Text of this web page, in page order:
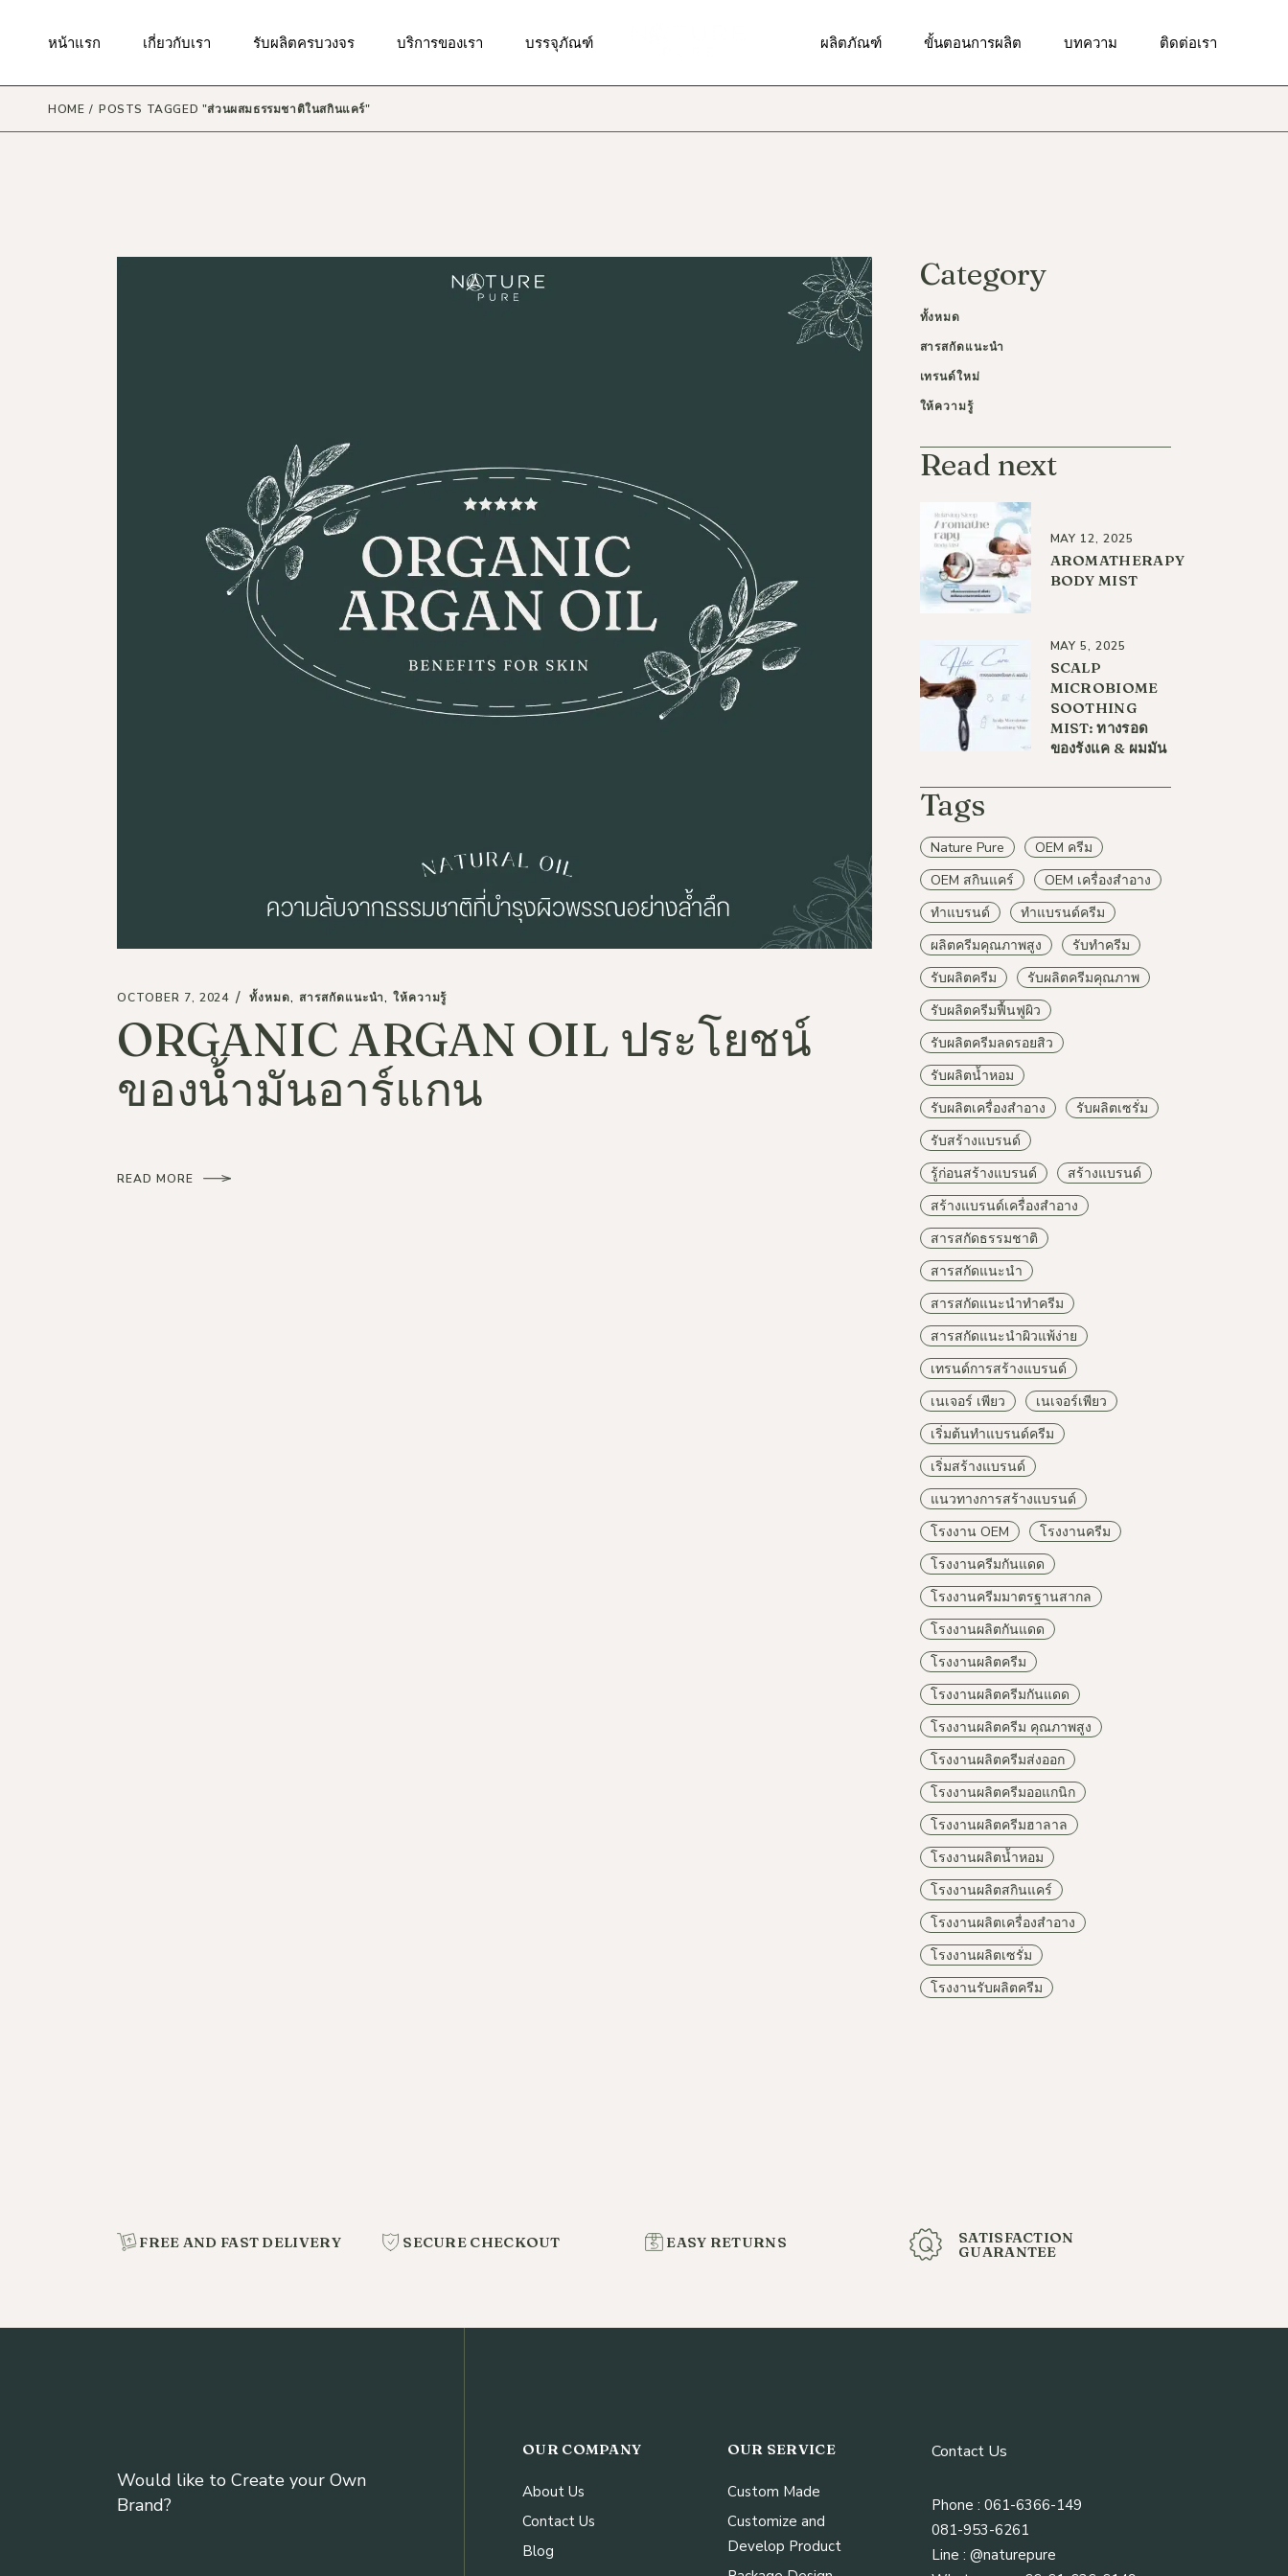
contentหน้าแรก เกี่ยวกับเรา รับผลิตครบวงจร
ผลิตภัณฑ์ดูแลจุดซ่อนเร้น
ผลิตภัณฑ์ดูแลผิวสำหรับผู้ชาย
บริการของเรา บรรจุภัณฑ์ ผลิตภัณฑ์
ผลิตภัณฑ์เพื่อการดูแลผิวรอบ
ดวงตา
ผลิตภัณฑ์ป้องกันแสงแดด
ผลิตภัณฑ์บำรุงผิวกาย
ขั้นตอนการผลิต บทความ ติดต่อเรา
มาตรฐานของเรา กันแดด
ริมฝีปาก
บริการวิจัยและพัฒนาสูตร
สินค้า, โลโก้
รับผลิตบรรจุภัณฑ์แบบพิเศษ ผลิตภัณฑ์ทำความสะอาดผิวหน้า
ผลิตภัณฑ์เพื่อผิวชุ่มชื้น
ผลิตภัณฑ์ผลัดเซลล์ผิว
ผลิตภัณฑ์บำรุงผิวกาย
HOME POSTS TAGGED "ส่วนผสมธรรมชาติในสกินแคร์"
OCTOBER 7, 2024 ทั้งหมด สารสกัดแนะนำ ให้ความรู้
ORGANIC ARGAN OIL ประโยชน์
ของน้ำมันอาร์แกน
READ MORE
Category
ทั้งหมด
สารสกัดแนะนำ
เทรนด์ใหม่
ให้ความรู้
Read next
MAY 12, 2025
AROMATHERAPY
BODY MIST
MAY 5, 2025
SCALP
MICROBIOME
SOOTHING
MIST: ทางรอด
ของรังแค & ผมมัน
Tags
Nature Pure
OEM ครีม
OEM สกินแคร์
OEM เครื่องสำอาง
ทำแบรนด์
ทำแบรนด์ครีม
ผลิตครีมคุณภาพสูง
รับทำครีม
รับผลิตครีม
รับผลิตครีมคุณภาพ
รับผลิตครีมฟื้นฟูผิว
รับผลิตครีมลดรอยสิว
รับผลิตน้ำหอม
รับผลิตเครื่องสำอาง
รับผลิตเซรั่ม
รับสร้างแบรนด์
รู้ก่อนสร้างแบรนด์
สร้างแบรนด์
สร้างแบรนด์เครื่องสำอาง
สารสกัดธรรมชาติ
สารสกัดแนะนำ
สารสกัดแนะนำทำครีม
สารสกัดแนะนำผิวแพ้ง่าย
เทรนด์การสร้างแบรนด์
เนเจอร์ เพียว
เนเจอร์เพียว
เริ่มต้นทำแบรนด์ครีม
เริ่มสร้างแบรนด์
แนวทางการสร้างแบรนด์
โรงงาน OEM
โรงงานครีม
โรงงานครีมกันแดด
โรงงานครีมมาตรฐานสากล
โรงงานผลิตกันแดด
โรงงานผลิตครีม
โรงงานผลิตครีมกันแดด
โรงงานผลิตครีม คุณภาพสูง
โรงงานผลิตครีมส่งออก
โรงงานผลิตครีมออแกนิก
โรงงานผลิตครีมฮาลาล
โรงงานผลิตน้ำหอม
โรงงานผลิตสกินแคร์
โรงงานผลิตเครื่องสำอาง
โรงงานผลิตเซรั่ม
โรงงานรับผลิตครีม
FREE AND FAST DELIVERY SECURE CHECKOUT EASY RETURNS SATISFACTION
GUARANTEE
Would like to Create your Own
Brand?
OUR COMPANY
About Us
Contact Us
Blog
OUR SERVICE
Custom Made
Customize and
Develop Product
Contact Us
Phone : 061-6366-149
081-953-6261
Line : @naturepure